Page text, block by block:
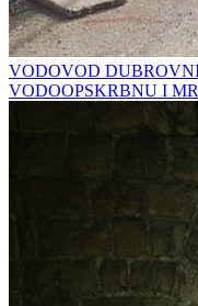
VODOVOD
VODOOPSKRBNU I